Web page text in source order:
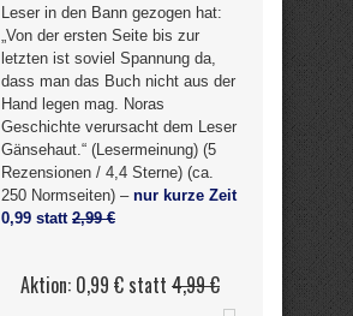
Leser in den Bann gezogen hat:
„Von der ersten Seite bis zur
letzten ist soviel Spannung da,
dass man das Buch nicht aus der
Hand legen mag. Noras
Geschichte verursacht dem Leser
Gänsehaut.“ (Lesermeinung) (5
Rezensionen / 4,4 Sterne) (ca.
250 Normseiten) – nur kurze Zeit
0,99 statt 2,99 €
Aktion: 0,99 € statt 4,99 €